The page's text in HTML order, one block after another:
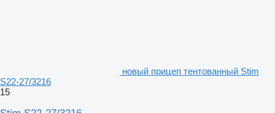
новый прицеп тентованный Stim
S22-27/3216
15